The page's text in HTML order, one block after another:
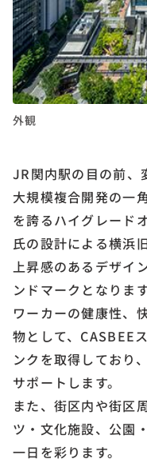
外観
JR関内駅の目の前、
大規模複合開発の一
を誇るハイグレード
氏の設計による横浜
上昇感のあるデザイ
ンドマークとなります
ワーカーの健康性、
物として、CASBEE
ンクを取得しており
サポートします。
また、街区内や街区
ツ・文化施設、公園
一日を彩ります。